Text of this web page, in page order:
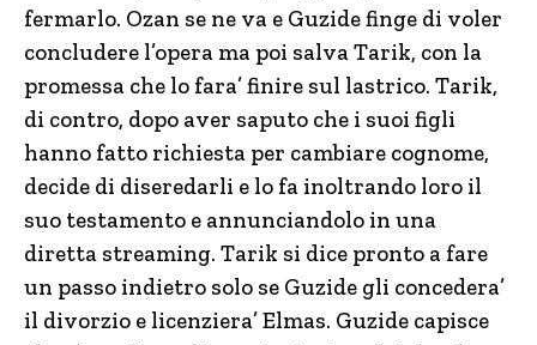
fermarlo. Ozan se ne va e Guzide finge di voler
concludere l’opera ma poi salva Tarik, con la
promessa che lo fara’ finire sul lastrico. Tarik,
di contro, dopo aver saputo che i suoi figli
hanno fatto richiesta per cambiare cognome,
decide di diseredarli e lo fa inoltrando loro il
suo testamento e annunciandolo in una
diretta streaming. Tarik si dice pronto a fare
un passo indietro solo se Guzide gli concedera’
il divorzio e licenziera’ Elmas. Guzide capisce